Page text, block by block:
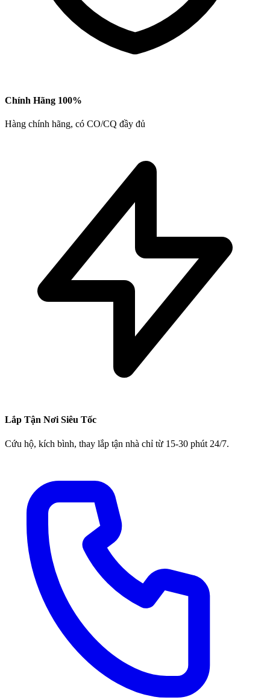
Chính Hãng 100%
Hàng chính hãng, có CO/CQ đầy đủ
Lắp Tận Nơi Siêu Tốc
Cứu hộ, kích bình, thay lắp tận nhà chỉ từ 15-30 phút 24/7.